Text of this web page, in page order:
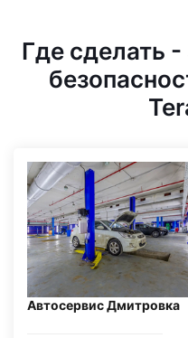
Где сделать
Автосервис Дмитровка